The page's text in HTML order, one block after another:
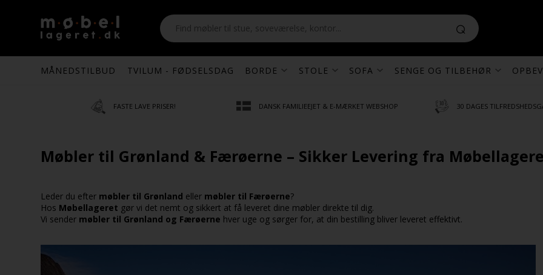
MÅNEDSTILBUD TVILUM - FØDSELSDAG BORDE STOLE SOFA SENGE OG TILBEHØR
FASTE LAVE PRISER! DANSK FAMILIEEJET & E-MÆRKET WEBSHOP 30 DAGES
Møbler til Grønland & Færøerne – Sikker Levering fra
Leder du efter møbler til Grønland eller møbler til Færøerne?
Hos Møbellageret gør vi det nemt og sikkert at få leveret dine møbler direkte til dig.
Vi sender møbler til Grønland og Færøerne hver uge og sørger for, at din bestilling bliver leveret effektivt.